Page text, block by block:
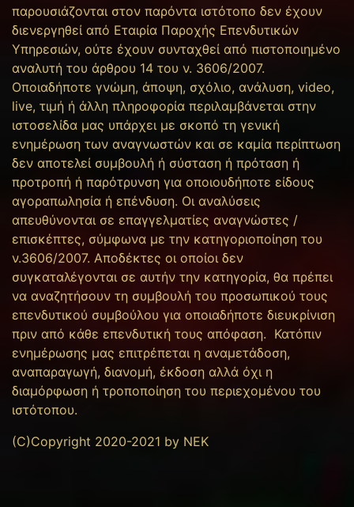
παρουσιάζονται στον παρόντα ιστότοπο δεν έχουν
διενεργηθεί από Εταιρία Παροχής Επενδυτικών
Υπηρεσιών, ούτε έχουν συνταχθεί από πιστοποιημένο
αναλυτή του άρθρου 14 του ν. 3606/2007.
Οποιαδήποτε γνώμη, άποψη, σχόλιο, ανάλυση, video,
live, τιμή ή άλλη πληροφορία περιλαμβάνεται στην
ιστοσελίδα μας υπάρχει με σκοπό τη γενική
ενημέρωση των αναγνωστών και σε καμία περίπτωση
δεν αποτελεί συμβουλή ή σύσταση ή πρόταση ή
προτροπή ή παρότρυνση για οποιουδήποτε είδους
αγοραπωλησία ή επένδυση. Οι αναλύσεις
απευθύνονται σε επαγγελματίες αναγνώστες /
επισκέπτες, σύμφωνα με την κατηγοριοποίηση του
ν.3606/2007. Αποδέκτες οι οποίοι δεν
συγκαταλέγονται σε αυτήν την κατηγορία, θα πρέπει
να αναζητήσουν τη συμβουλή του προσωπικού τους
επενδυτικού συμβούλου για οποιαδήποτε διευκρίνιση
πριν από κάθε επενδυτική τους απόφαση. Κατόπιν
ενημέρωσης μας επιτρέπεται η αναμετάδοση,
αναπαραγωγή, διανομή, έκδοση αλλά όχι η
διαμόρφωση ή τροποποίηση του περιεχομένου του
ιστότοπου.
(C)Copyright 2020-2021 by NEK